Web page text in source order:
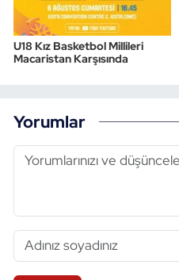
U18 Kız Basketbol Millileri
Macaristan Karşısında
Yorumlar